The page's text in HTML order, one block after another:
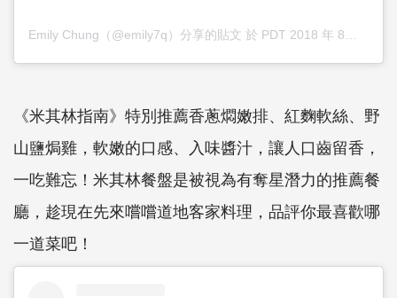
Emily Chung（@emily7q）分享的貼文 於 PDT 2018 年 8月 月 4 日 上午 5:43
《米其林指南》特別推薦香蔥燜嫩排、紅麴軟絲、野
山鹽焗雞，軟嫩的口感、入味醬汁，讓人口齒留香，
一吃難忘！米其林餐盤是被視為有奪星潛力的推薦餐
廳，趁現在先來嚐嚐道地客家料理，品評你最喜歡哪
一道菜吧！